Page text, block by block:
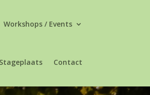
Workshops / Events
Stageplaats Contact